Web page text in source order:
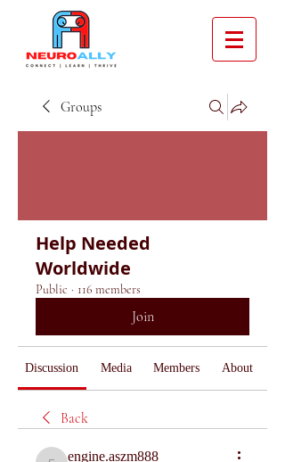
Groups
Help Needed
Worldwide
Public · 116 members
Join
Discussion Media Members About
Back
engine.aszm888